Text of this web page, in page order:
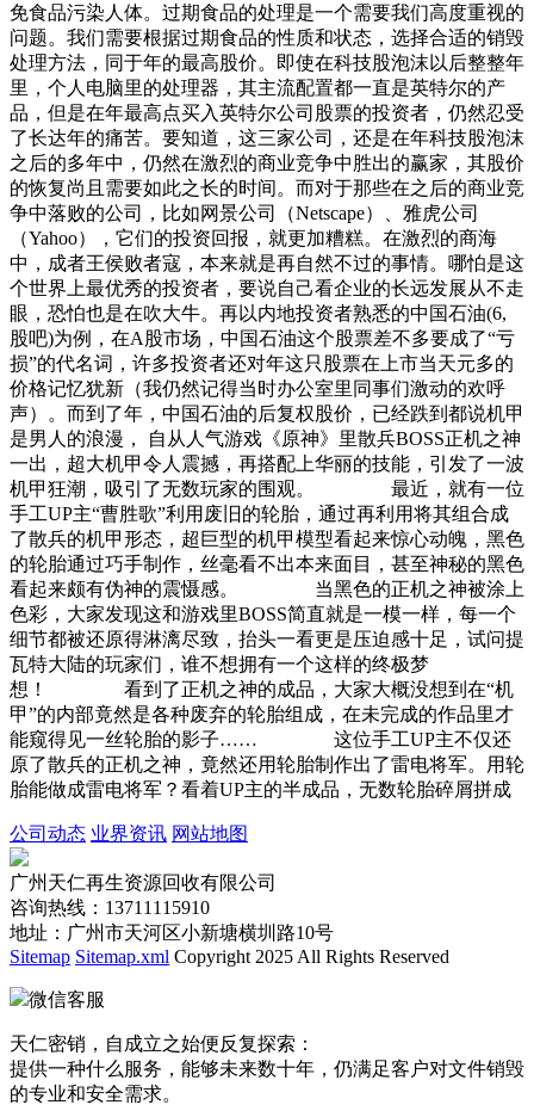
免食品污染人体。过期食品的处理是一个需要我们高度重视的
问题。我们需要根据过期食品的性质和状态，选择合适的销毁
处理方法，同于年的最高股价。即使在科技股泡沫以后整整年
里，个人电脑里的处理器，其主流配置都一直是英特尔的产
品，但是在年最高点买入英特尔公司股票的投资者，仍然忍受
了长达年的痛苦。要知道，这三家公司，还是在年科技股泡沫
之后的多年中，仍然在激烈的商业竞争中胜出的赢家，其股价
的恢复尚且需要如此之长的时间。而对于那些在之后的商业竞
争中落败的公司，比如网景公司（Netscape）、雅虎公司
（Yahoo），它们的投资回报，就更加糟糕。在激烈的商海
中，成者王侯败者寇，本来就是再自然不过的事情。哪怕是这
个世界上最优秀的投资者，要说自己看企业的长远发展从不走
眼，恐怕也是在吹大牛。再以内地投资者熟悉的中国石油(6,
股吧)为例，在A股市场，中国石油这个股票差不多要成了“亏
损”的代名词，许多投资者还对年这只股票在上市当天元多的
价格记忆犹新（我仍然记得当时办公室里同事们激动的欢呼
声）。而到了年，中国石油的后复权股价，已经跌到都说机甲
是男人的浪漫， 自从人气游戏《原神》里散兵BOSS正机之神
一出，超大机甲令人震撼，再搭配上华丽的技能，引发了一波
机甲狂潮，吸引了无数玩家的围观。 最近，就有一位
手工UP主“曹胜歌”利用废旧的轮胎，通过再利用将其组合成
了散兵的机甲形态，超巨型的机甲模型看起来惊心动魄，黑色
的轮胎通过巧手制作，丝毫看不出本来面目，甚至神秘的黑色
看起来颇有伪神的震慑感。 当黑色的正机之神被涂上
色彩，大家发现这和游戏里BOSS简直就是一模一样，每一个
细节都被还原得淋漓尽致，抬头一看更是压迫感十足，试问提
瓦特大陆的玩家们，谁不想拥有一个这样的终极梦
想！ 看到了正机之神的成品，大家大概没想到在“机
甲”的内部竟然是各种废弃的轮胎组成，在未完成的作品里才
能窥得见一丝轮胎的影子…… 这位手工UP主不仅还
原了散兵的正机之神，竟然还用轮胎制作出了雷电将军。用轮
胎能做成雷电将军？看着UP主的半成品，无数轮胎碎屑拼成
公司动态 业界资讯 网站地图
广州天仁再生资源回收有限公司
咨询热线：13711115910
地址：广州市天河区小新塘横圳路10号
Sitemap Sitemap.xml Copyright 2025 All Rights Reserved
微信客服
天仁密销，自成立之始便反复探索：
提供一种什么服务，能够未来数十年，仍满足客户对文件销毁
的专业和安全需求。